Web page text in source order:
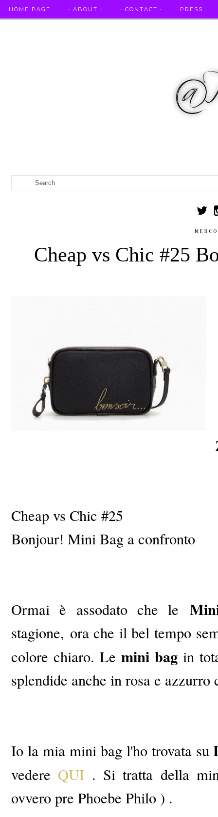
HOME PAGE • ABOUT • • CONTACT • PRESS
Cheap vs Chic #25
Cheap vs Chic #25
Bonjour! Mini Bag a confronto
Ormai è assodato che le
stagione, ora che il bel tempo
colore chiaro. Lemini bag in
splendide anche in rosa e azzurro
Io la mia mini bag l'ho trovata su
vedere QUI . Si tratta della
ovvero pre Phoebe Philo ) .